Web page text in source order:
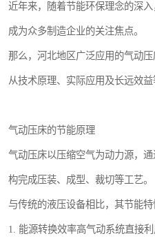
近年来，随着节能环保理念的深
成为众多制造企业的关注焦点。
那么，河北地区广泛应用的气动
从技术原理、实际应用及长远效益
气动压床的节能原理
气动压床以压缩空气为动力源，
构完成压装、成型、裁切等工艺。
与传统的液压设备相比，其节能特
1. 能源转换效率高气动系统直接